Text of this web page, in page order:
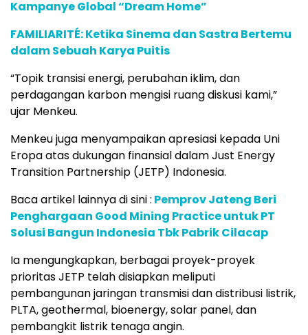
Kampanye Global “Dream Home”
FAMILIARITÉ: Ketika Sinema dan Sastra Bertemu
dalam Sebuah Karya Puitis
“Topik transisi energi, perubahan iklim, dan
perdagangan karbon mengisi ruang diskusi kami,”
ujar Menkeu.
Menkeu juga menyampaikan apresiasi kepada Uni
Eropa atas dukungan finansial dalam Just Energy
Transition Partnership (JETP) Indonesia.
Baca artikel lainnya di sini : Pemprov Jateng Beri
Penghargaan Good Mining Practice untuk PT
Solusi Bangun Indonesia Tbk Pabrik Cilacap
Ia mengungkapkan, berbagai proyek-proyek
prioritas JETP telah disiapkan meliputi
pembangunan jaringan transmisi dan distribusi listrik,
PLTA, geothermal, bioenergy, solar panel, dan
pembangkit listrik tenaga angin.